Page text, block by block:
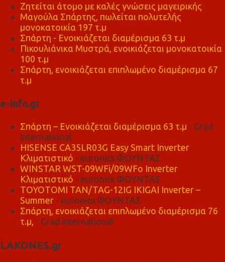
Ζητείται άτομο με καλές γνώσεις μαγειρικής
Μαγούλα Σπάρτης, πωλείται πολυτελής
μονοκατοικία 197 τ.μ
Σπάρτη - Ενοικιάζεται διαμέρισμα 63 τ.μ
Πικουλιάνικα Μυστρά, ενοικιάζεται μονοκατοικία
100 τ.μ
Σπάρτη, ενοικιάζεται επιπλωμένο διαμέρισμα 67
τ.μ
e-info.gr
Σπάρτη – Ενοικιάζεται διαμέρισμα 63 τ.μ - Grad
international
HISENSE CA35LR03G Easy Smart Inverter
Κλιματιστικό - euronics ΦΟΥΝΤΑΣ
WINSTAR WST-09WFi/09WFo Inverter
Κλιματιστικό - euronics ΦΟΥΝΤΑΣ
TOYOTOMI TAN/TAG-12IG IKIGAI Inverter –
Summer - euronics ΦΟΥΝΤΑΣ
Σπάρτη, ενοικιάζεται επιπλωμένο διαμέρισμα 76
τ.μ, - Grad international
LAKONES.gr